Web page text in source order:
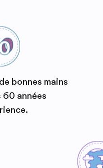
bonnes mains
60 années